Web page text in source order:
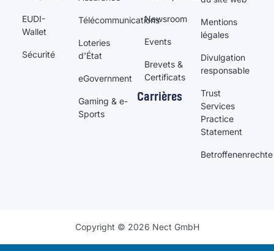
EUDI-
Wallet
Sécurité
Télécommunications
Loteries
d’État
eGovernment
Gaming & e-
Sports
Newsroom
Events
Brevets &
Certificats
Carrières
Mentions
légales
Divulgation
responsable
Trust
Services
Practice
Statement
Betroffenenrechte
Copyright © 2026 Nect GmbH